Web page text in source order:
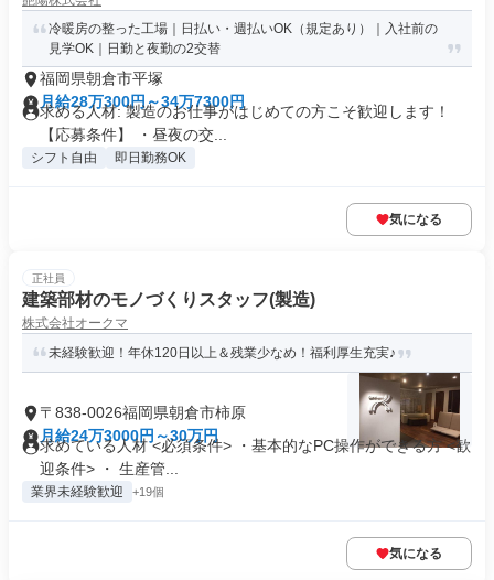
冷暖房の整った工場｜日払い・週払いOK（規定あり）｜入社前の
見学OK｜日勤と夜勤の2交替
福岡県朝倉市平塚
月給28万300円～34万7300円
求める人材: 製造のお仕事がはじめての方こそ歓迎します！
【応募条件】 ・昼夜の交...
シフト自由 即日勤務OK
気になる
正社員
建築部材のモノづくりスタッフ(製造)
株式会社オークマ
未経験歓迎！年休120日以上＆残業少なめ！福利厚生充実♪
〒838-0026福岡県朝倉市柿原
月給24万3000円～30万円
求めている人材 <必須条件> ・基本的なPC操作ができる方 <歓
迎条件> ・ 生産管...
業界未経験歓迎 +19個
気になる